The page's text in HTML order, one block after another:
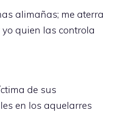
alimañas; me aterra
quien las controla
de sus
en los aquelarres